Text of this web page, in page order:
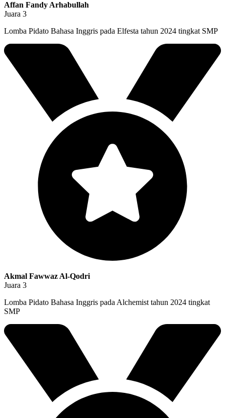
Affan Fandy Arhabullah
Juara 3
Lomba Pidato Bahasa Inggris pada Elfesta tahun 2024 tingkat SMP
Akmal Fawwaz Al-Qodri
Juara 3
Lomba Pidato Bahasa Inggris pada Alchemist tahun 2024 tingkat
SMP